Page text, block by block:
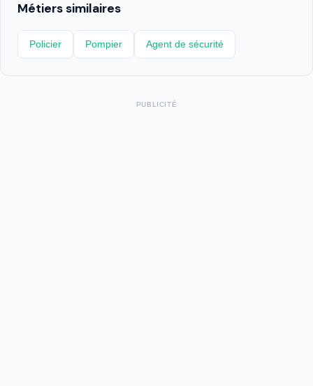
Métiers similaires
Policier Pompier Agent de sécurité
PUBLICITÉ